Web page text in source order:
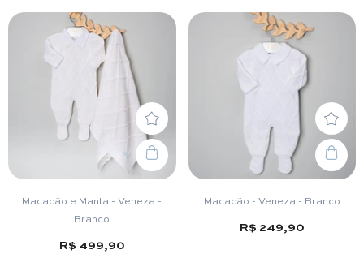
Macacão e Manta - Veneza -
Branco
R$ 499,90
Macacão - Veneza - Branco
R$ 249,90